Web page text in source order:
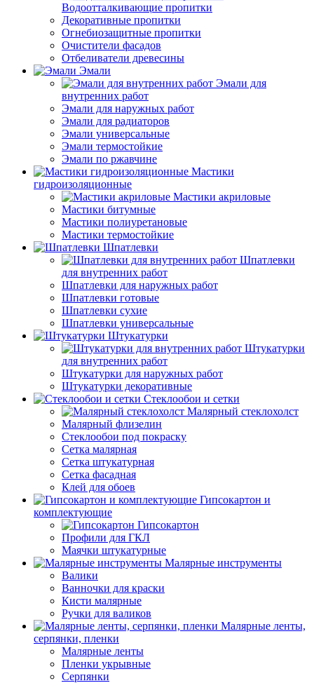
Водоотталкивающие пропитки
Декоративные пропитки
Огнебиозащитные пропитки
Очистители фасадов
Отбеливатели древесины
Эмали
Эмали для
внутренних работ
Эмали для наружных работ
Эмали для радиаторов
Эмали универсальные
Эмали термостойкие
Эмали по ржавчине
Мастики
гидроизоляционные
Мастики акриловые
Мастики битумные
Мастики полиуретановые
Мастики термостойкие
Шпатлевки
Шпатлевки
для внутренних работ
Шпатлевки для наружных работ
Шпатлевки готовые
Шпатлевки сухие
Шпатлевки универсальные
Штукатурки
Штукатурки
для внутренних работ
Штукатурки для наружных работ
Штукатурки декоративные
Стеклообои и сетки
Малярный стеклохолст
Малярный флизелин
Стеклообои под покраску
Сетка малярная
Сетка штукатурная
Сетка фасадная
Клей для обоев
Гипсокартон и
комплектующие
Гипсокартон
Профили для ГКЛ
Маячки штукатурные
Малярные инструменты
Валики
Ванночки для краски
Кисти малярные
Ручки для валиков
Малярные ленты,
серпянки, пленки
Малярные ленты
Пленки укрывные
Серпянки